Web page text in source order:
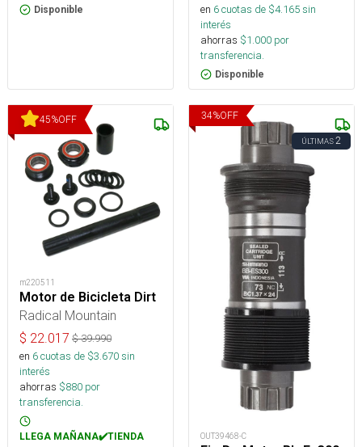
Disponible en 6cuotas de $4.165sin
interés
ahorras $1.000 por
transferencia.
Disponible
45%OFF
m220511
Motor de Bicicleta Dirt
Radical Mountain
$ 22.017 $39.990
en 6cuotas de $3.670sin
interés
ahorras $880 por
transferencia.
LLEGA MAÑANA✔️TIENDA
34%OFF
ÚLTIMAS2
OUT39468-C